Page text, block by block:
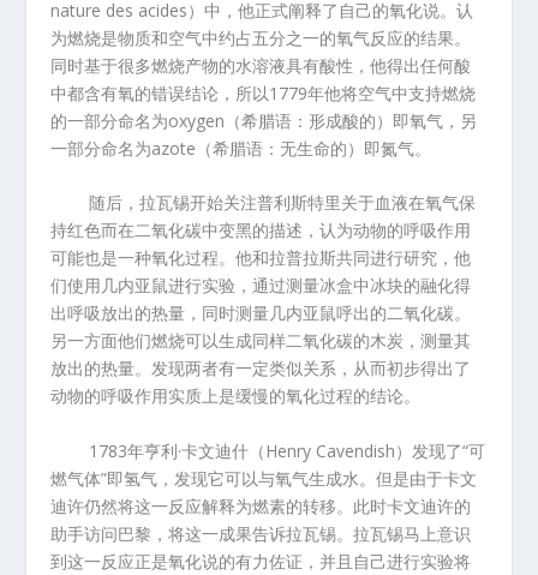
nature des acides）中，他正式阐释了自己的氧化说。认
为燃烧是物质和空气中约占五分之一的氧气反应的结果。
同时基于很多燃烧产物的水溶液具有酸性，他得出任何酸
中都含有氧的错误结论，所以1779年他将空气中支持燃烧
的一部分命名为oxygen （希腊语：形成酸的）即氧气，另
一部分命名为azote （希腊语：无生命的）即氮气。
随后，拉瓦锡开始关注普利斯特里关于血液在氧气保
持红色而在二氧化碳中变黑的描述，认为动物的呼吸作用
可能也是一种氧化过程。他和拉普拉斯共同进行研究，他
们使用几内亚鼠进行实验，通过测量冰盒中冰块的融化得
出呼吸放出的热量，同时测量几内亚鼠呼出的二氧化碳。
另一方面他们燃烧可以生成同样二氧化碳的木炭，测量其
放出的热量。发现两者有一定类似关系，从而初步得出了
动物的呼吸作用实质上是缓慢的氧化过程的结论。
1783年亨利·卡文迪什（ Henry Cavendish）发现了“可
燃气体”即氢气，发现它可以与氧气生成水。但是由于卡文
迪许仍然将这一反应解释为燃素的转移。此时卡文迪许的
助手访问巴黎，将这一成果告诉拉瓦锡。拉瓦锡马上意识
到这一反应正是氧化说的有力佐证，并且自己进行实验将